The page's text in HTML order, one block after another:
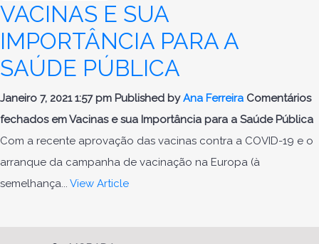
VACINAS E SUA
IMPORTÂNCIA PARA A
SAÚDE PÚBLICA
Janeiro 7, 2021 1:57 pm Published byAna Ferreira Comentários
fechadosem Vacinas e sua Importância para a Saúde Pública
Com a recente aprovação das vacinas contra a COVID-19 e o
arranque da campanha de vacinação na Europa (à
semelhança... View Article